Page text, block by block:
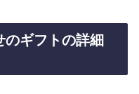
ギフトの詳細